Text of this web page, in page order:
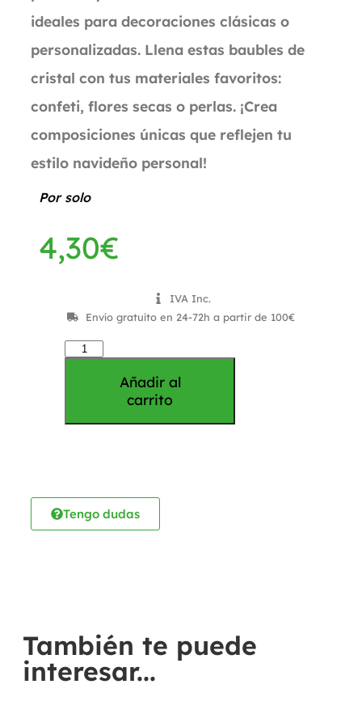
ideales para decoraciones clásicas o
personalizadas. Llena estas baubles de
cristal con tus materiales favoritos:
confeti, flores secas o perlas. ¡Crea
composiciones únicas que reflejen tu
estilo navideño personal!
Por solo
4,30€
IVA Inc.
Envío gratuíto en 24-72h a partir de 100€
Añadir al
carrito
Tengo dudas
También te puede
interesar...